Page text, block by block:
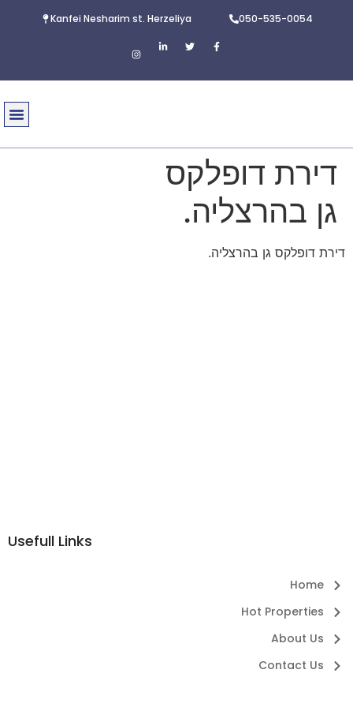
050-535-0054
Kanfei Nesharim st. Herzeliya
דירת דופלקס
גן בהרצליה.
דירת דופלקס גן בהרצליה.
Usefull Links
Home
Hot Properties
About Us
Contact Us